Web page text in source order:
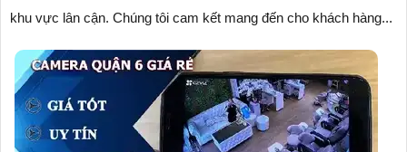
khu vực lân cận. Chúng tôi cam kết mang đến cho khách hàng...